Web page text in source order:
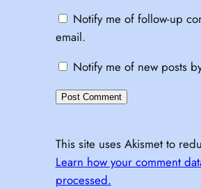
Notify me of follow-up
email.
Notify me of new posts
This site uses Akismet to
Learn how your comment
processed.